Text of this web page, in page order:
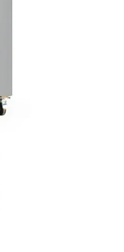
statica, agent
inox -15 / -20ºC,